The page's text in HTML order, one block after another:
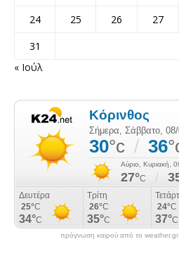
24
25 26 27
31
« Ιούλ
πρόγνωση καιρού από το weather.gr